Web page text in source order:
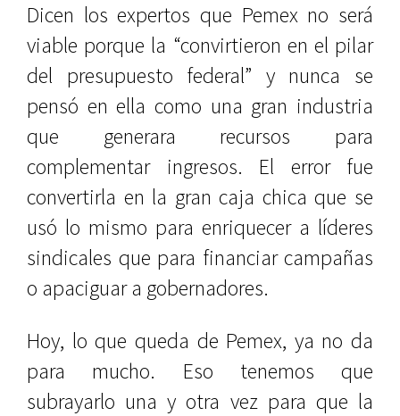
Dicen los expertos que Pemex no será
viable porque la “convirtieron en el pilar
del presupuesto federal” y nunca se
pensó en ella como una gran industria
que generara recursos para
complementar ingresos. El error fue
convertirla en la gran caja chica que se
usó lo mismo para enriquecer a líderes
sindicales que para financiar campañas
o apaciguar a gobernadores.
Hoy, lo que queda de Pemex, ya no da
para mucho. Eso tenemos que
subrayarlo una y otra vez para que la